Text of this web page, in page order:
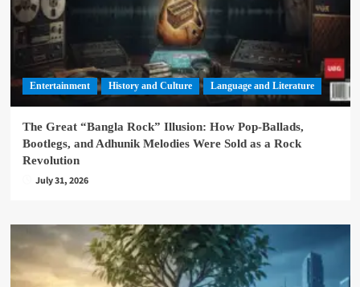
Entertainment History and Culture Language and Literature
The Great “Bangla Rock” Illusion: How Pop-Ballads,
Bootlegs, and Adhunik Melodies Were Sold as a Rock
Revolution
July 31, 2026